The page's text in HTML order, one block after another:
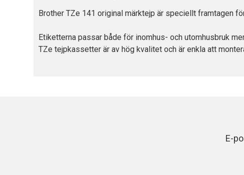
Brother TZe 141 original märktejp är speciellt framtagen
Etiketterna passar både för inomhus- och utomhusbruk
TZe tejpkassetter är av hög kvalitet och är enkla att
E-